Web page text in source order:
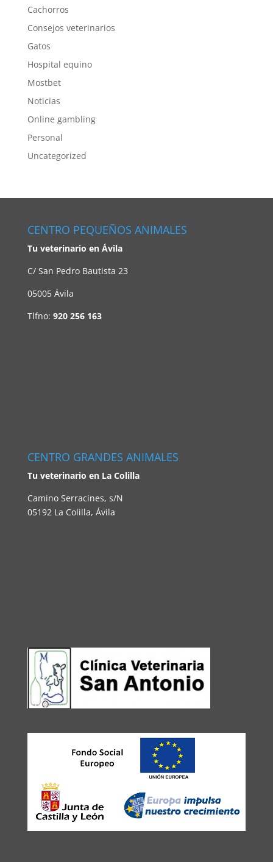
Cachorros
Consejos veterinarios
Gatos
Hospital equino
Mostbet
Noticias
Online gambling
Personal
Uncategorized
CENTRO PEQUEÑOS ANIMALES
Tu veterinario en Ávila
C/ San Pedro Bautista 23
05005 Ávila
Tlfno: 920 256 163
CENTRO GRANDES ANIMALES
Tu veterinario en La Colilla
Camino Serracines, s/N
05192 La Colilla, Ávila